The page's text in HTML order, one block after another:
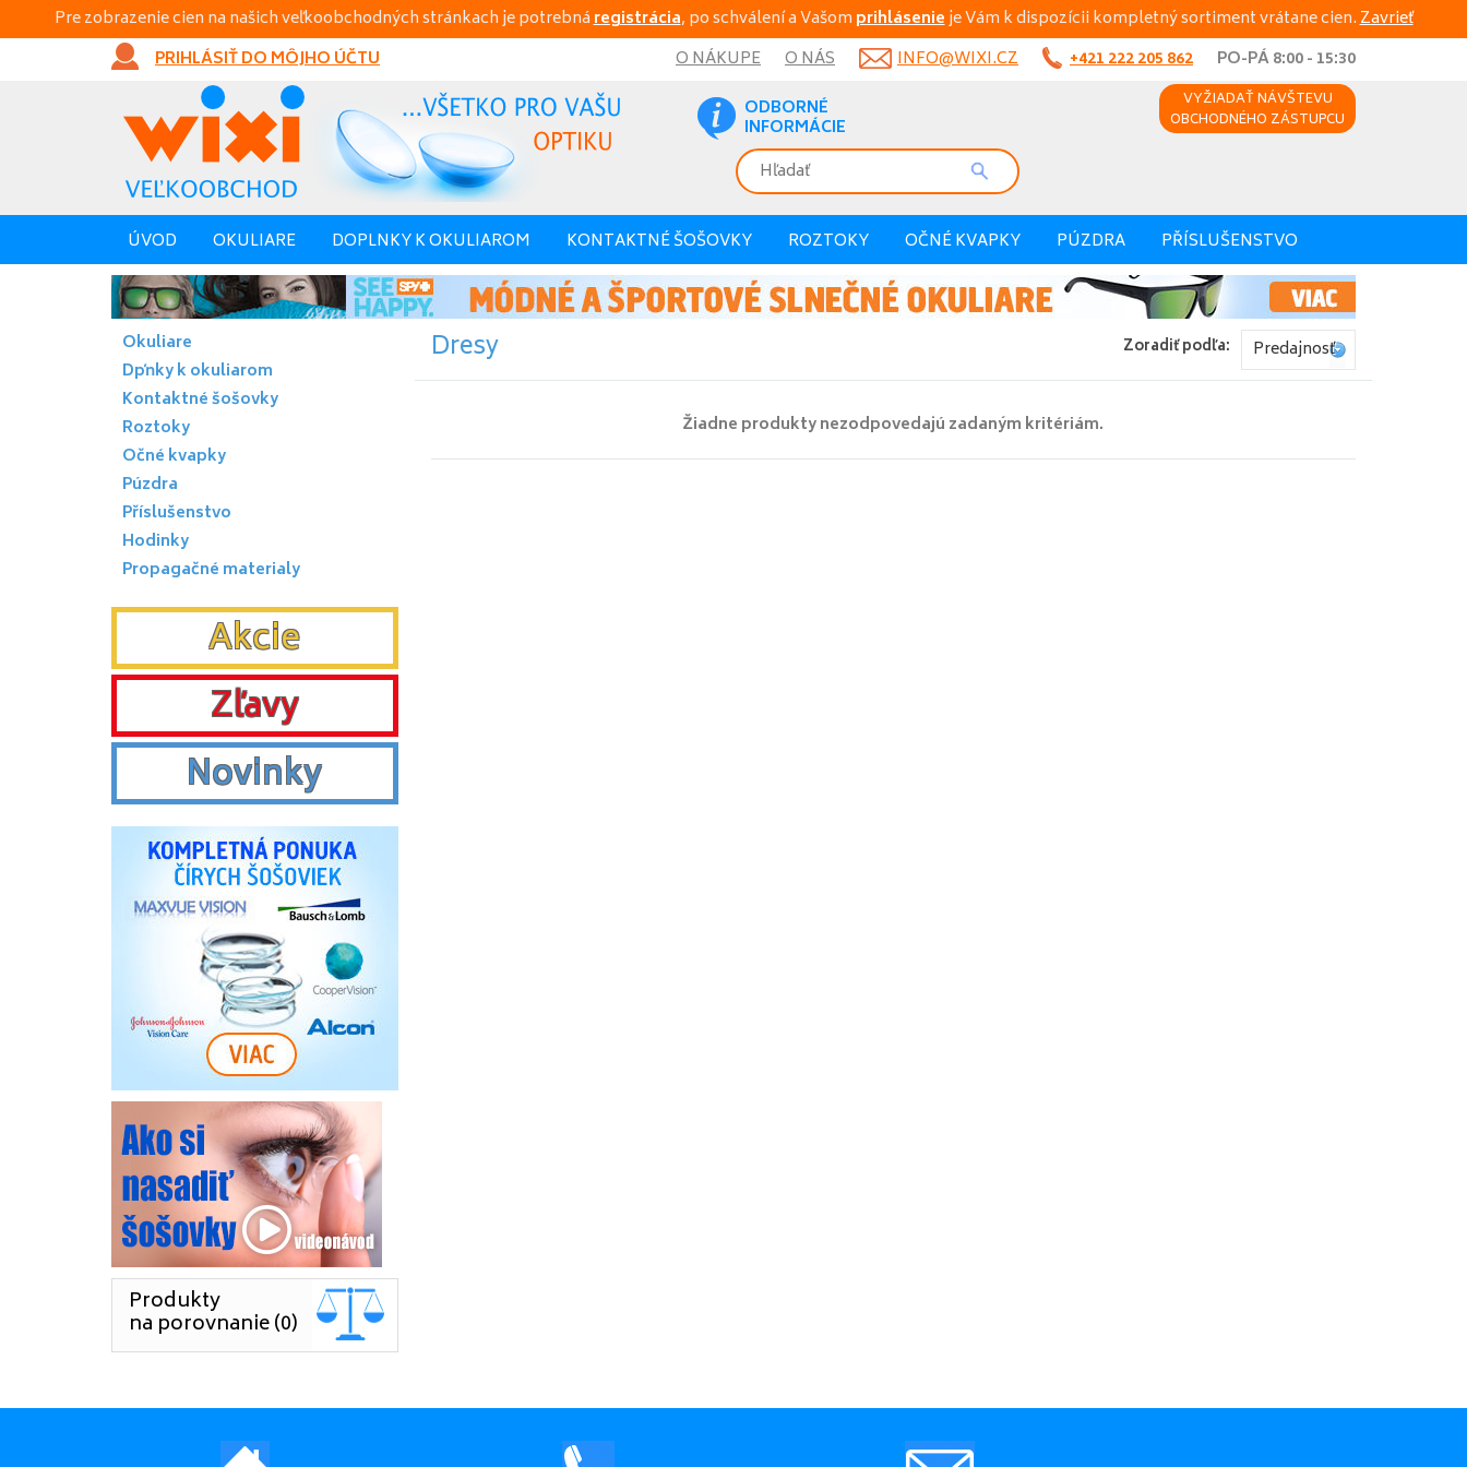
Pre zobrazenie cien na našich veľkoobchodných stránkach je potrebnáregistrácia, po schválení a Vašom prihlásenieje Vám k dispozícii kompletný sortiment vrátane cien.Zavrieť
PRIHLÁSIŤ DO MÔJHO ÚČTU
O NÁKUPE O NÁS INFO@WIXI.CZ +421 222 205 862
PO-PÁ 8:00 - 15:30
ODBORNÉ
INFORMÁCIE
VYŽIADAŤ NÁVŠTEVU
OBCHODNÉHO ZÁSTUPCU
ÚVOD OKULIARE DOPLNKY K OKULIAROM KONTAKTNÉ ŠOŠOVKY ROZTOKY OČNÉ KVAPKY PÚZDRA PŘÍSLUŠENSTVO
Dresy Zoradiť podľa: Predajnosť
Žiadne produkty nezodpovedajú zadaným kritériám.
Okuliare
Dpňky k okuliarom
Kontaktné šošovky
Roztoky
Očné kvapky
Púzdra
Příslušenstvo
Hodinky
Propagačné materialy
Akcie
Zľavy
Novinky
Produkty
na porovnanie (0)